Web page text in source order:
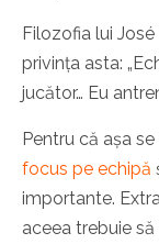
Filozofia lui
privința asta:
jucător… Eu
Pentru că așa
focus pe echipă
importante.
aceea trebuie